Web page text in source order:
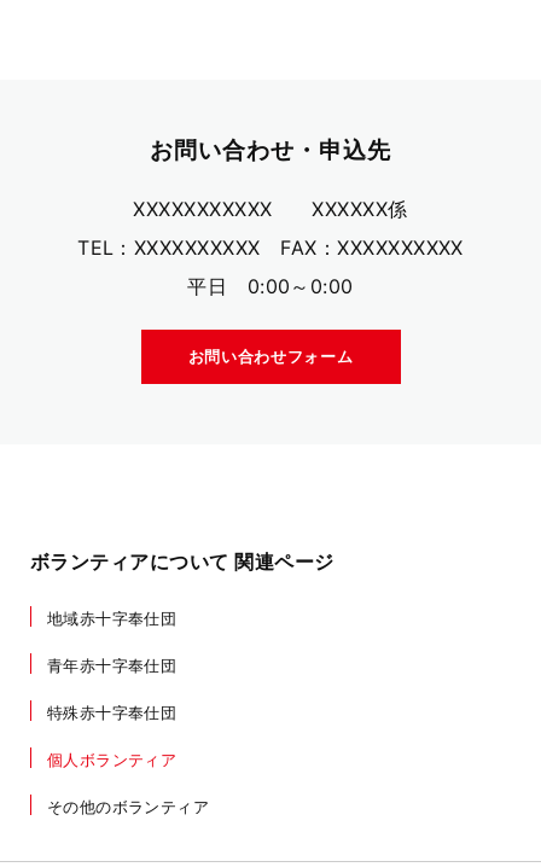
お問い合わせ・申込先
XXXXXXXXXXX XXXXXX係
TEL：XXXXXXXXXX FAX：XXXXXXXXXX
平日 0:00～0:00
お問い合わせフォーム
ボランティアについて 関連ページ
地域赤十字奉仕団
青年赤十字奉仕団
特殊赤十字奉仕団
個人ボランティア
その他のボランティア